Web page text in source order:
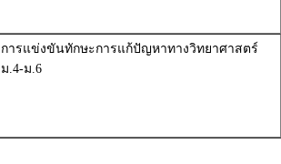
การแข่งขันทักษะการแก้ปัญหาทางวิทยาศาสตร์
ม.4-ม.6